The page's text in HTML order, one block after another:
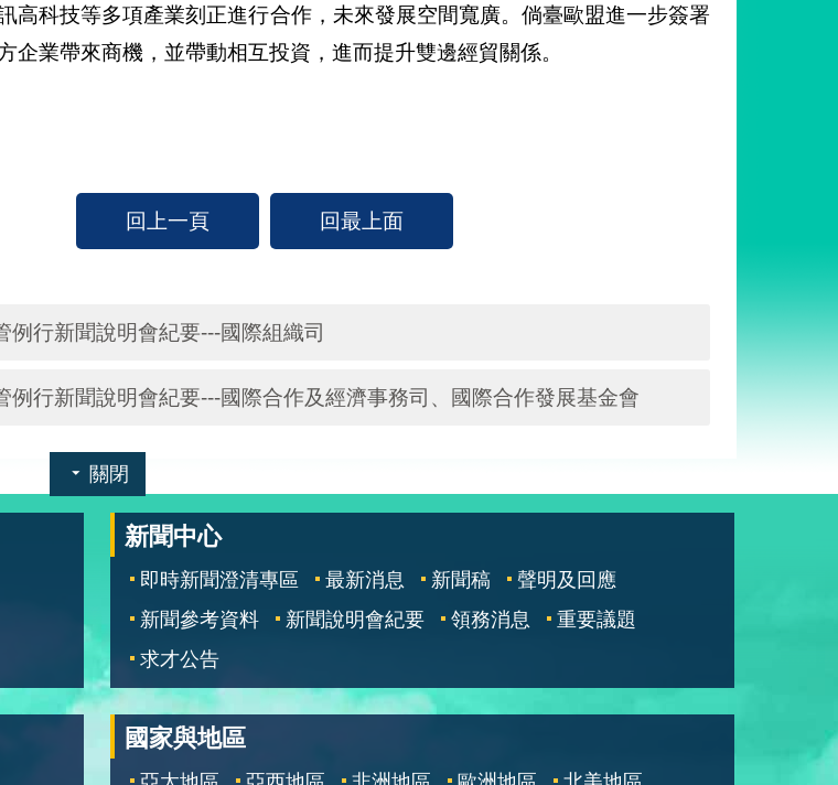
高科技等多項產業刻正進行合作，未來發展空間寬廣。倘臺歐盟進一步簽署
企業帶來商機，並帶動相互投資，進而提升雙邊經貿關係。
回上一頁 回最上面
例行新聞說明會紀要---國際組織司
例行新聞說明會紀要---國際合作及經濟事務司、國際合作發展基金會
關閉
新聞中心
即時新聞澄清專區 最新消息 新聞稿
聲明及回應
新聞參考資料
新聞說明會紀要 領務消息
重要議題
求才公告
國家與地區